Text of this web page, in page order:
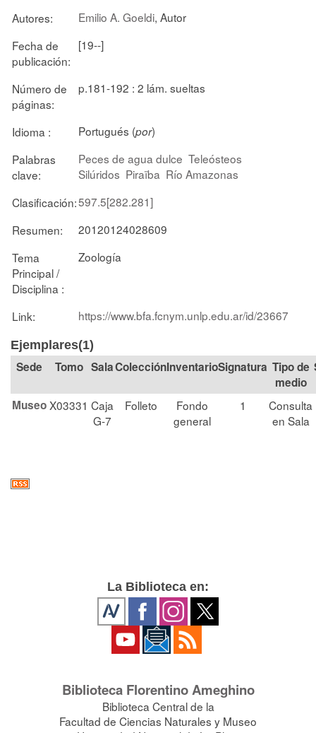
Autores: Emilio A. Goeldi, Autor
Fecha de
publicación:
[19--]
Número de
páginas:
p.181-192 : 2 lám. sueltas
Idioma : Portugués (por)
Palabras
clave:
Peces de agua dulce Teleósteos
Silúridos Piraïba Río Amazonas
Clasificación:597.5[282.281]
Resumen:
20120124028609
Tema
Principal /
Disciplina :
Zoología
Link: https://www.bfa.fcnym.unlp.edu.ar/id/23667
Ejemplares(1)
Tomo SalaColección Signatura Tipo de
medio
MuseoX03331 Caja
G-7
Folleto
Fondo
general
1
Consulta
en Sala
La Biblioteca en:
Biblioteca Florentino Ameghino
Biblioteca Central de la
Facultad de Ciencias Naturales y Museo